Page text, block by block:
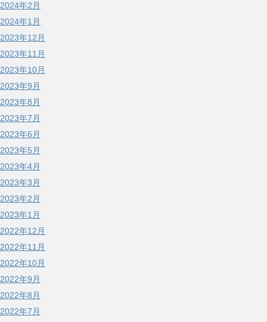
2024年2月
2024年1月
2023年12月
2023年11月
2023年10月
2023年9月
2023年8月
2023年7月
2023年6月
2023年5月
2023年4月
2023年3月
2023年2月
2023年1月
2022年12月
2022年11月
2022年10月
2022年9月
2022年8月
2022年7月